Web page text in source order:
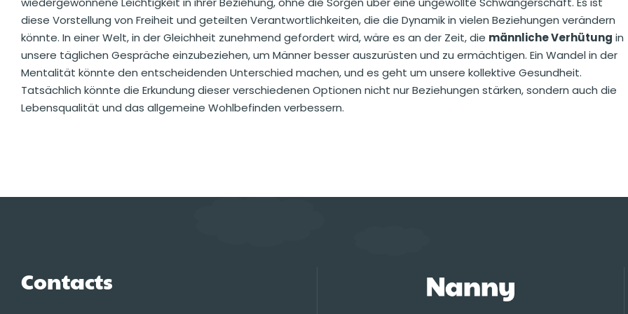
diese Vorstellung von Freiheit und geteilten Verantwortlichkeiten, die die Dynamik in vielen Beziehungen verändern
könnte. In einer Welt, in der Gleichheit zunehmend gefordert wird, wäre es an der Zeit, die männliche Verhütung in
unsere täglichen Gespräche einzubeziehen, um Männer besser auszurüsten und zu ermächtigen. Ein Wandel in der
Mentalität könnte den entscheidenden Unterschied machen, und es geht um unsere kollektive Gesundheit.
Tatsächlich könnte die Erkundung dieser verschiedenen Optionen nicht nur Beziehungen stärken, sondern auch die
Lebensqualität und das allgemeine Wohlbefinden verbessern.
Contacts